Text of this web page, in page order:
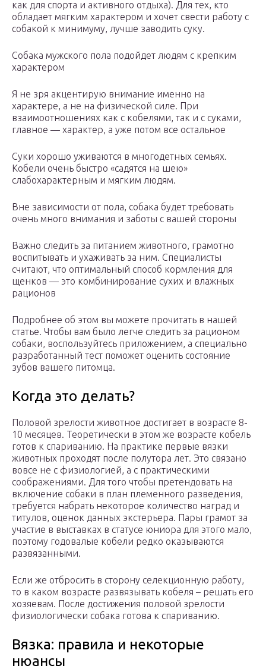
как для спорта и активного отдыха). Для тех, кто
обладает мягким характером и хочет свести работу с
собакой к минимуму, лучше заводить суку.
Собака мужского пола подойдет людям с крепким
характером
Я не зря акцентирую внимание именно на
характере, а не на физической силе. При
взаимоотношениях как с кобелями, так и с суками,
главное — характер, а уже потом все остальное
Суки хорошо уживаются в многодетных семьях.
Кобели очень быстро «садятся на шею»
слабохарактерным и мягким людям.
Вне зависимости от пола, собака будет требовать
очень много внимания и заботы с вашей стороны
Важно следить за питанием животного, грамотно
воспитывать и ухаживать за ним. Специалисты
считают, что оптимальный способ кормления для
щенков — это комбинирование сухих и влажных
рационов
Подробнее об этом вы можете прочитать в нашей
статье. Чтобы вам было легче следить за рационом
собаки, воспользуйтесь приложением, а специально
разработанный тест поможет оценить состояние
зубов вашего питомца.
Когда это делать?
Половой зрелости животное достигает в возрасте 8-
10 месяцев. Теоретически в этом же возрасте кобель
готов к спариванию. На практике первые вязки
животных проходят после полутора лет. Это связано
вовсе не с физиологией, а с практическими
соображениями. Для того чтобы претендовать на
включение собаки в план племенного разведения,
требуется набрать некоторое количество наград и
титулов, оценок данных экстерьера. Пары грамот за
участие в выставках в статусе юниора для этого мало,
поэтому годовалые кобели редко оказываются
развязанными.
Если же отбросить в сторону селекционную работу,
то в каком возрасте развязывать кобеля – решать его
хозяевам. После достижения половой зрелости
физиологически собака готова к спариванию.
Вязка: правила и некоторые
нюансы